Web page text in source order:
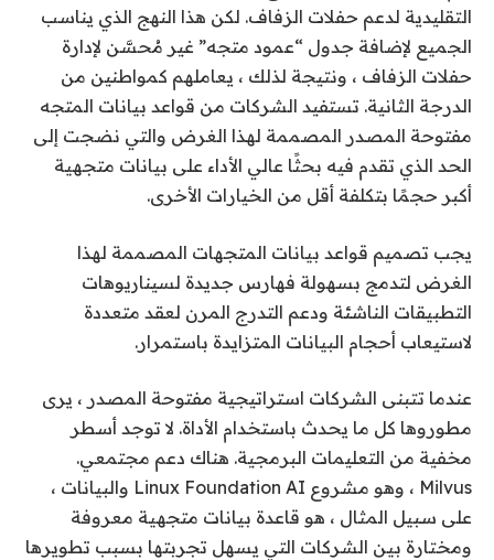
التقليدية لدعم حفلات الزفاف. لكن هذا النهج الذي يناسب
الجميع لإضافة جدول “عمود متجه” غير مُحسَّن لإدارة
حفلات الزفاف ، ونتيجة لذلك ، يعاملهم كمواطنين من
الدرجة الثانية. تستفيد الشركات من قواعد بيانات المتجه
مفتوحة المصدر المصممة لهذا الغرض والتي نضجت إلى
الحد الذي تقدم فيه بحثًا عالي الأداء على بيانات متجهية
أكبر حجمًا بتكلفة أقل من الخيارات الأخرى.
يجب تصميم قواعد بيانات المتجهات المصممة لهذا
الغرض لتدمج بسهولة فهارس جديدة لسيناريوهات
التطبيقات الناشئة ودعم التدرج المرن لعقد متعددة
لاستيعاب أحجام البيانات المتزايدة باستمرار.
عندما تتبنى الشركات استراتيجية مفتوحة المصدر ، يرى
مطوروها كل ما يحدث باستخدام الأداة. لا توجد أسطر
مخفية من التعليمات البرمجية. هناك دعم مجتمعي.
Milvus ، وهو مشروع Linux Foundation AI والبيانات ،
على سبيل المثال ، هو قاعدة بيانات متجهية معروفة
ومختارة بين الشركات التي يسهل تجربتها بسبب تطويرها